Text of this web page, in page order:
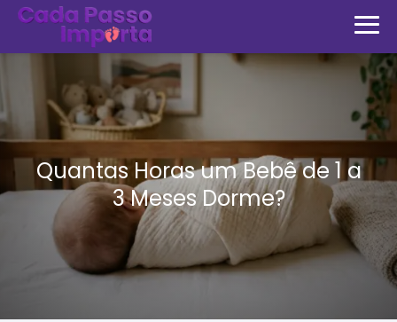
Quantas Horas um Bebê de 1 a
3 Meses Dorme?